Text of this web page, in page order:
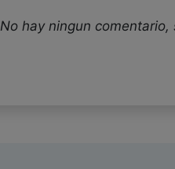
No hay ningun